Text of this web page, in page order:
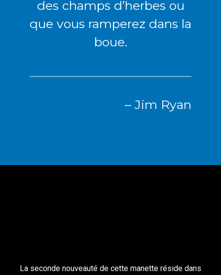
des champs d’herbes ou
que vous ramperez dans la
boue.
– Jim Ryan
La seconde nouveauté de cette manette réside dans